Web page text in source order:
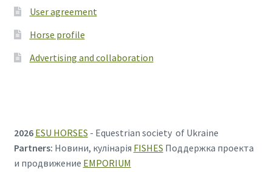
User agreement
Horse profile
Advertising and collaboration
2026 ESU HORSES - Equestrian society of Ukraine
Partners: Новини, кулінарія FISHES Поддержка проекта
и продвижение EMPORIUM